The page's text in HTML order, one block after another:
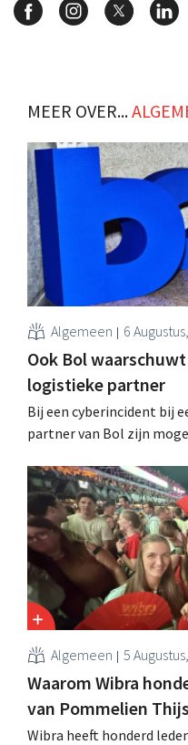
MEER OVER...
Algemeen 6
Ook Bol
logistieke partner
Bij een cyberincident bij
partner van Bol zijn
waarvoor de Bijenkorf
Algemeen 5
Waarom Wibra
van Pommelien
Wibra heeft honderd